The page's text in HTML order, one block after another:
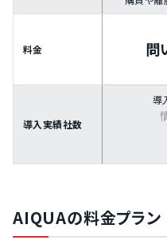
料金 問
導入実績社数
導
AIQUAの料金プラン